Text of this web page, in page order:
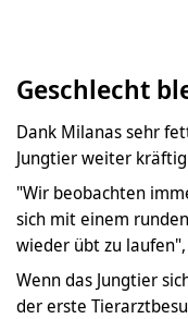
Geschlecht
Dank Milanas sehr
Jungtier weiter
"Wir beobachten
sich mit einem
wieder übt zu
Wenn das Jungtier
der erste